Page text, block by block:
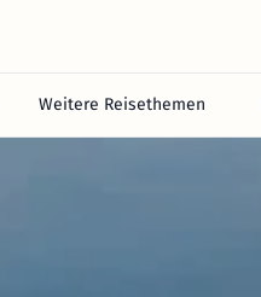
Weitere Reisethemen